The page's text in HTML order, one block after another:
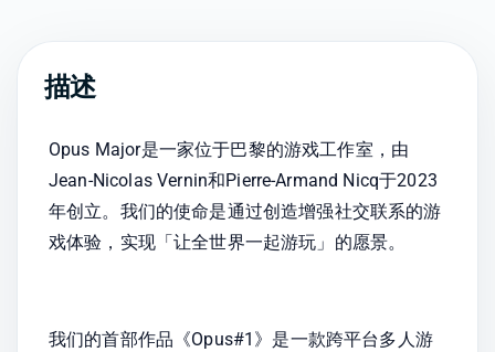
描述
Opus Major是一家位于巴黎的游戏工作室，由
Jean-Nicolas Vernin和Pierre-Armand Nicq于2023
年创立。我们的使命是通过创造增强社交联系的游
戏体验，实现「让全世界一起游玩」的愿景。
我们的首部作品《Opus#1》是一款跨平台多人游